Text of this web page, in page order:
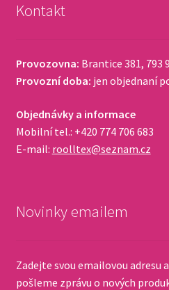
Kontakt
Provozovna: Brantice 381, 793
Provozní doba: jen objednaní
Objednávky a informace
Mobilní tel.: +420 774 706 683
E-mail: roolltex@seznam.cz
Novinky emailem
Zadejte svou emailovou adresu
pošleme zprávu o nových